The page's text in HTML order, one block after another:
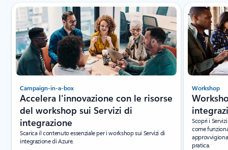
Visualizzazione della diapositiva 1 di 2
Campaign-in-a-box
Accelera l'innovazione con le risorse
del workshop sui Servizi di
integrazione
Scarica il contenuto essenziale per i workshop sui Servizi di
integrazione di Azure.
Workshop
Scopri i
come
pratica.